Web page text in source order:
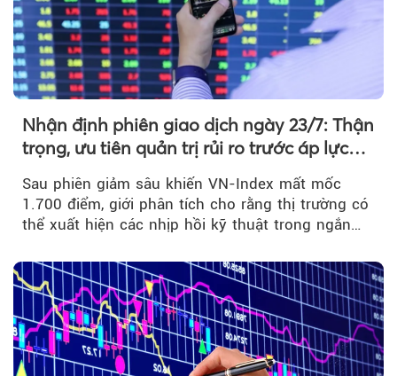
Nhận định phiên giao dịch ngày 23/7: Thận
trọng, ưu tiên quản trị rủi ro trước áp lực
Sau phiên giảm sâu khiến VN-Index mất mốc
1.700 điểm, giới phân tích cho rằng thị trường có
thể xuất hiện các nhịp hồi kỹ thuật trong ngắn